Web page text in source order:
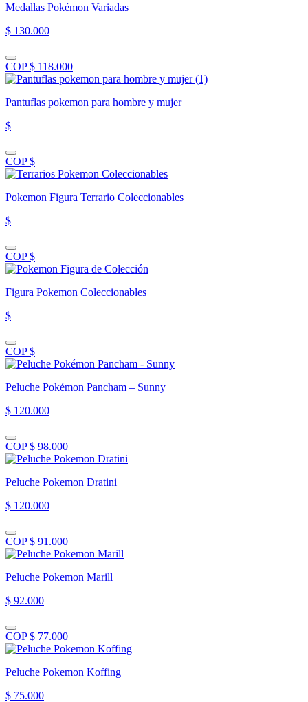
Medallas Pokémon Variadas
$ 130.000
COP $ 118.000
Pantuflas pokemon para hombre y mujer
$
COP $
Pokemon Figura Terrario Coleccionables
$
COP $
Figura Pokemon Coleccionables
$
COP $
Peluche Pokémon Pancham – Sunny
$ 120.000
COP $ 98.000
Peluche Pokemon Dratini
$ 120.000
COP $ 91.000
Peluche Pokemon Marill
$ 92.000
COP $ 77.000
Peluche Pokemon Koffing
$ 75.000